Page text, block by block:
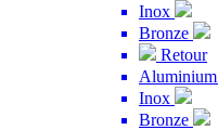
Inox
Bronze
Retour
Aluminium
Inox
Bronze